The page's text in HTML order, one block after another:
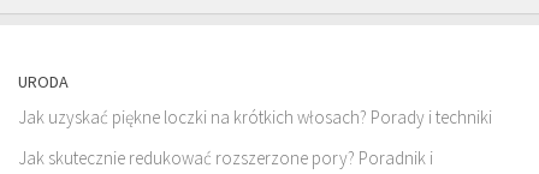
URODA
Jak uzyskać piękne loczki na krótkich włosach? Porady i techniki
Jak skutecznie redukować rozszerzone pory? Poradnik i